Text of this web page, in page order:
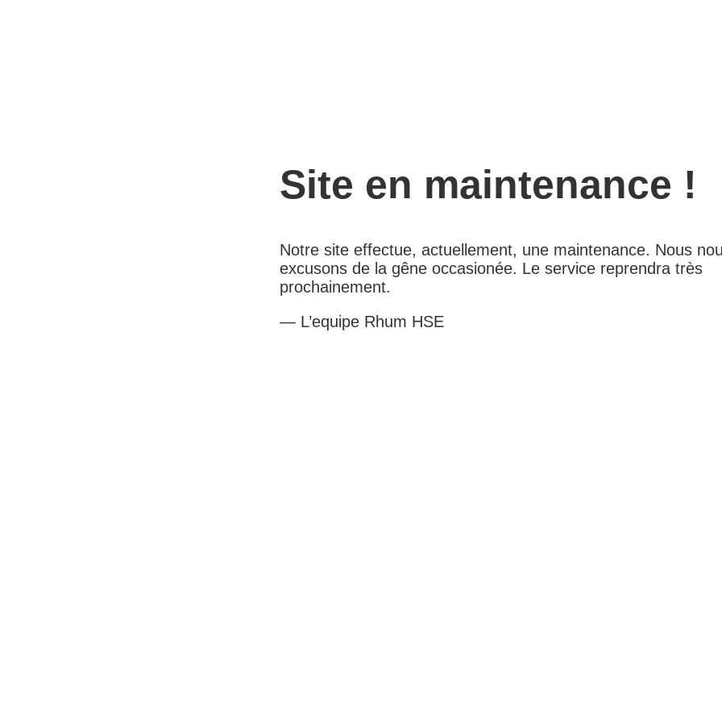
Site en maintenance !
Notre site effectue, actuellement, une maintenance. Nous
excusons de la gêne occasionée. Le service reprendra très
prochainement.
— L’equipe Rhum HSE